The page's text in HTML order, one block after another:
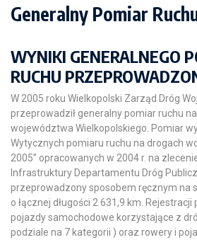
Generalny Pomiar
WYNIKI GENERALNEGO
RUCHU
W 2005 roku Wielkopolski Zarząd Dróg
przeprowadził generalny pomiar ruchu
województwa Wielkopolskiego. Pomiar
Wytycznych pomiaru ruchu na drogach
2005” opracowanych w 2004 r. na
Infrastruktury Departamentu Dróg
przeprowadzony sposobem ręcznym na
o łącznej długości 2 631,9 km.
pojazdy samochodowe korzystające z
podziale na 7 kategorii ) oraz rowery i